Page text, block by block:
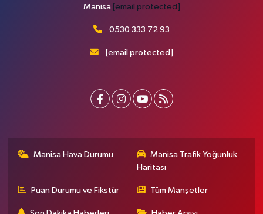
Manisa [email protected]
0530 333 72 93
[email protected]
Manisa Hava Durumu
Manisa Trafik Yoğunluk
Haritası
Puan Durumu ve Fikstür Tüm Manşetler